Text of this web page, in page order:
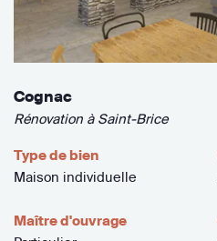
Cognac
Rénovation à Saint-Brice
Type de bien
Maison individuelle
Maître d'ouvrage